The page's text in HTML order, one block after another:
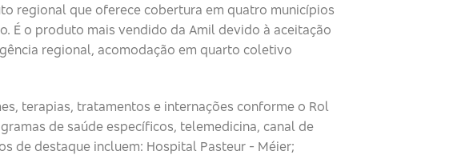
regional que oferece cobertura em quatro municípios
É o produto mais vendido da Amil devido à aceitação
regional, acomodação em quarto coletivo
terapias, tratamentos e internações conforme o Rol
de saúde específicos, telemedicina, canal de
de destaque incluem: Hospital Pasteur - Méier;